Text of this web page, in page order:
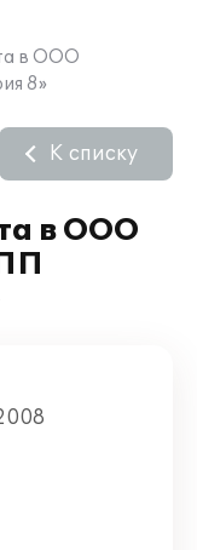
в ООО
8»
в ООО
К списку